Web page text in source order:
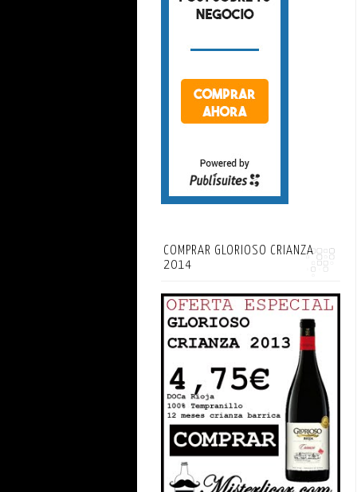
COMPRAR GLORIOSO CRIANZA
2014